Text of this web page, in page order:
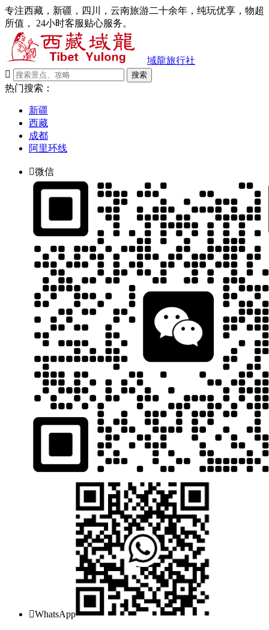
专注西藏，新疆，四川，云南旅游二十余年，纯玩优享，物超
所值， 24小时客服贴心服务。
域龍旅行社

搜索
热门搜索：
新疆
西藏
成都
阿里环线
微信
WhatsApp